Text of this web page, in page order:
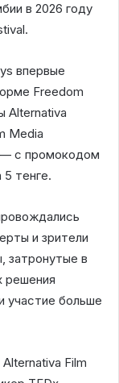
в 2026 году
впервые
Freedom
Alternativa
Media
— с промокодом
5 тенге.
и зрители
затронутые в
решения
участие больше
Film